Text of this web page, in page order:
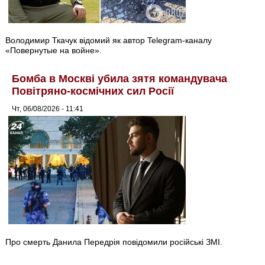
Володимир Ткачук відомий як автор Telegram-каналу
«Повернутые на войне».
Бомба в Москві убила зятя командувача
Повітряно-космічних сил Росії
Чт, 06/08/2026 - 11:41
Про смерть Данила Передрія повідомили російські ЗМІ.